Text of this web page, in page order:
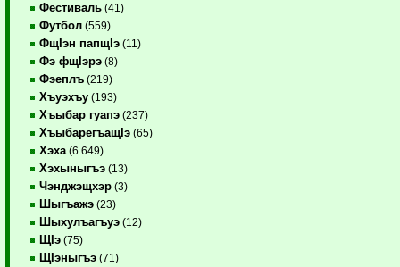
Фестиваль (41)
Футбол (559)
ФщIэн папщIэ (11)
Фэ фщIэрэ (8)
Фэеплъ (219)
Хъуэхъу (193)
Хъыбар гуапэ (237)
ХъыбарегъащIэ (65)
Хэха (6 649)
Хэхыныгъэ (13)
Чэнджэщхэр (3)
Шыгъажэ (23)
Шыхулъагъуэ (12)
ЩIэ (75)
ЩIэныгъэ (71)